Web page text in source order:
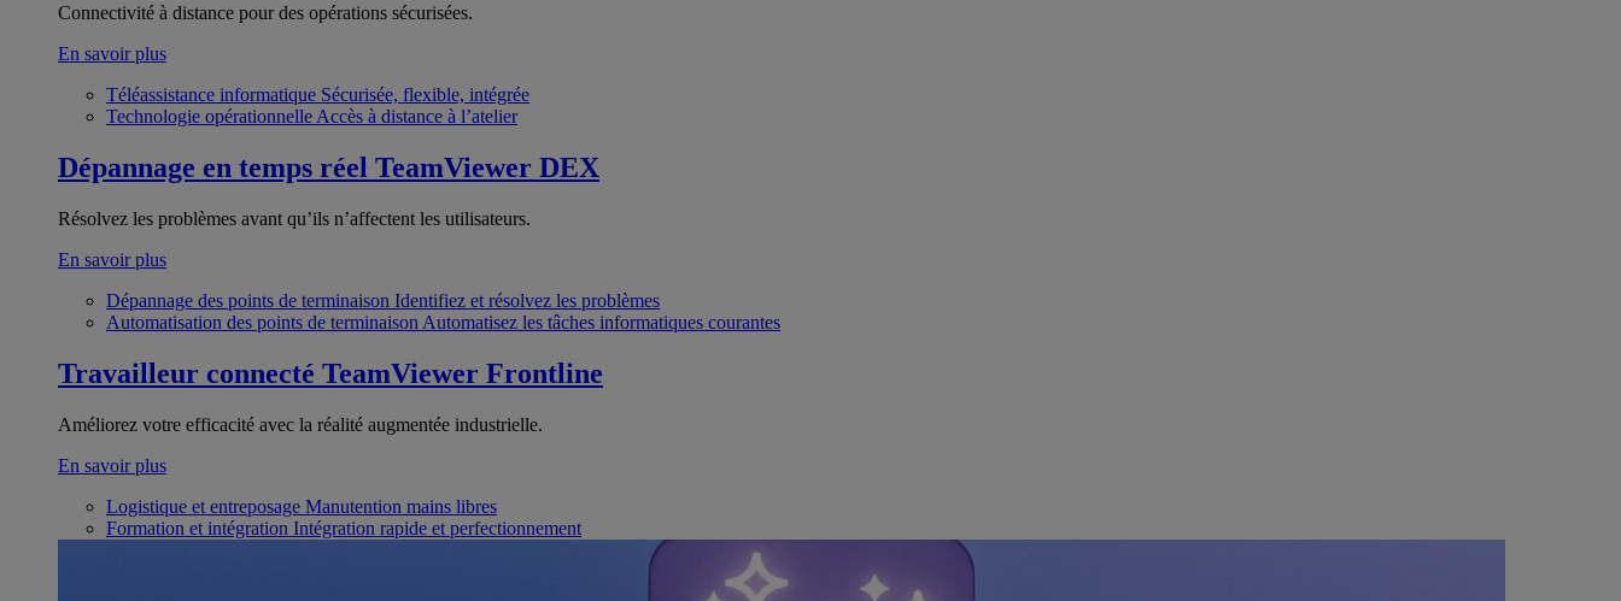
Connectivité à distance pour des opérations sécurisées.
En savoir plus
Téléassistance informatique Sécurisée, flexible, intégrée
Technologie opérationnelle Accès à distance à l’atelier
Dépannage en temps réel TeamViewer DEX
Résolvez les problèmes avant qu’ils n’affectent les utilisateurs.
En savoir plus
Dépannage des points de terminaison Identifiez et résolvez les problèmes
Automatisation des points de terminaison Automatisez les tâches informatiques courantes
Travailleur connecté TeamViewer Frontline
Améliorez votre efficacité avec la réalité augmentée industrielle.
En savoir plus
Logistique et entreposage Manutention mains libres
Formation et intégration Intégration rapide et perfectionnement